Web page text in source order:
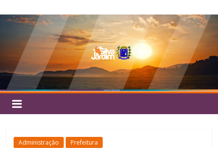
para
conteúdo
Silva
Jardim
Administração Prefeitura